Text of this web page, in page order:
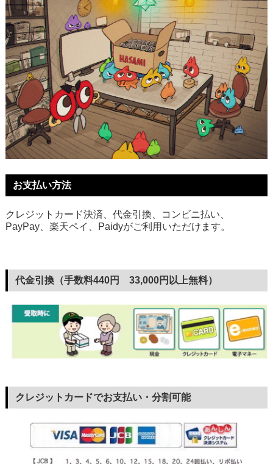
お支払い方法
クレジットカード決済、代金引換、コンビニ払い、
PayPay、楽天ペイ、Paidyがご利用いただけます。
代金引換（手数料440円 33,000円以上無料）
クレジットカードでお支払い・分割可能